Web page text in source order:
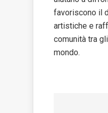
favoriscono il
artistiche e
comunità tra
mondo.